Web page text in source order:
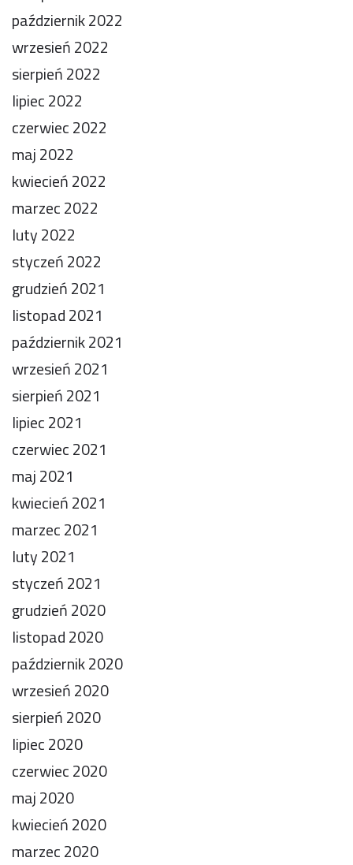
październik 2022
wrzesień 2022
sierpień 2022
lipiec 2022
czerwiec 2022
maj 2022
kwiecień 2022
marzec 2022
luty 2022
styczeń 2022
grudzień 2021
listopad 2021
październik 2021
wrzesień 2021
sierpień 2021
lipiec 2021
czerwiec 2021
maj 2021
kwiecień 2021
marzec 2021
luty 2021
styczeń 2021
grudzień 2020
listopad 2020
październik 2020
wrzesień 2020
sierpień 2020
lipiec 2020
czerwiec 2020
maj 2020
kwiecień 2020
marzec 2020